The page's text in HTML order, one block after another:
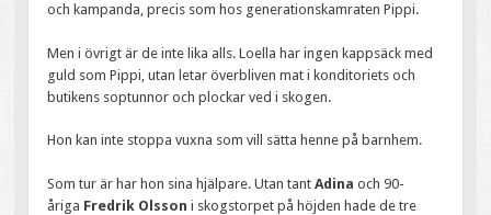
och kampanda, precis som hos generationskamraten Pippi.
Men i övrigt är de inte lika alls. Loella har ingen kappsäck med
guld som Pippi, utan letar överbliven mat i konditoriets och
butikens soptunnor och plockar ved i skogen.
Hon kan inte stoppa vuxna som vill sätta henne på barnhem.
Som tur är har hon sina hjälpare. Utan tantAdinaoch 90-
åriga Fredrik Olsson i skogstorpet på höjden hade de tre